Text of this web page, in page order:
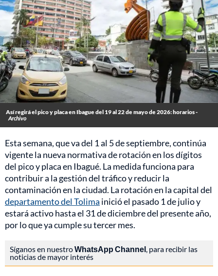
Así regirá el pico y placa en Ibague del 19 al 22 de mayo de 2026: horarios -
Archivo
Esta semana, que va del 1 al 5 de septiembre, continúa
vigente la nueva normativa de rotación en los dígitos
del pico y placa en Ibagué. La medida funciona para
contribuir a la gestión del tráfico y reducir la
contaminación en la ciudad. La rotación en la capital del
departamento del Tolima inició el pasado 1 de julio y
estará activo hasta el 31 de diciembre del presente año,
por lo que ya cumple su tercer mes.
Síganos en nuestroWhatsApp Channel, para recibir las
noticias de mayor interés